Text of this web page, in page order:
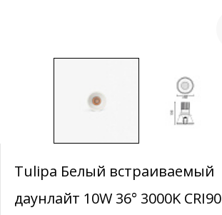
Tulipa Белый встраиваемый
даунлайт 10W 36° 3000K CRI90